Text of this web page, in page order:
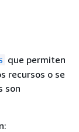
que permiten
recursos o se
son